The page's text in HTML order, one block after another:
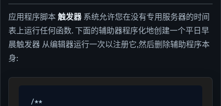
应用程序脚本触发器系统允许您在没有专用服务器的时间
表上运行任何函数. 下面的辅助器程序化地创建一个平日早
晨触发器 从编辑器运行一次以注册它,然后删除辅助程序本
身:
/**